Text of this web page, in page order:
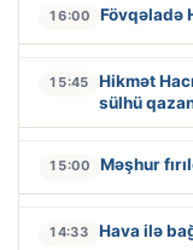
16:00 Fövqəladə
15:45
Hikmət
sülhü
15:00 Məşhur
14:33 Hava ilə